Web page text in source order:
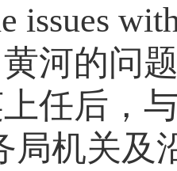
issues
黄河的问
任后，
局机关及